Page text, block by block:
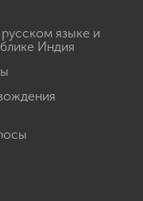
языке и
Индия